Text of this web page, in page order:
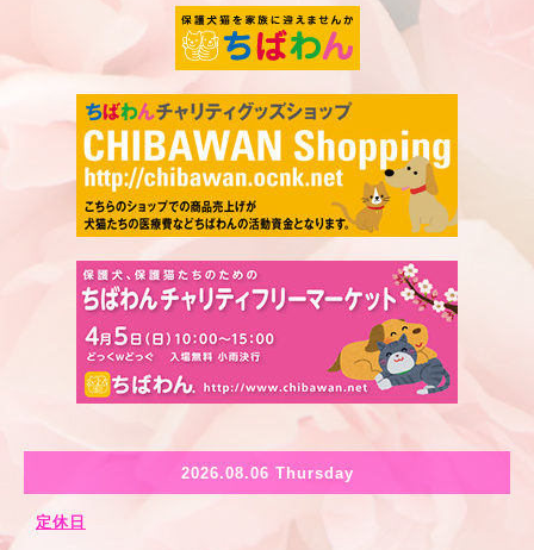
2026.08.06 Thursday
定休日